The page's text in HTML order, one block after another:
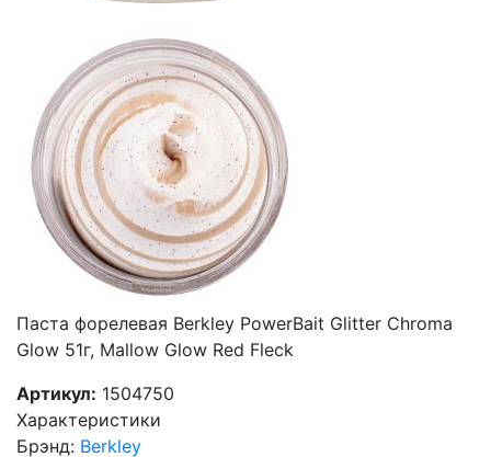
Паста форелевая Berkley PowerBait Glitter Chroma
Glow 51г, Mallow Glow Red Fleck
Артикул: 1504750
Характеристики
Брэнд: Berkley